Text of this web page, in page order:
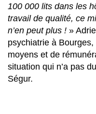
100 000 lits dans les
travail de qualité, ce
n’en peut plus ! »
psychiatrie à
moyens et de
situation qui n’a pas
Ségur.